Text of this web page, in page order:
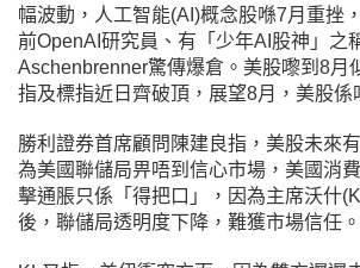
幅波動，人工智能(AI )概念股喺7月重挫
前OpenAI研究員、有「少年AI股神」之
Aschenbrenner驚傳爆倉。美股嚟到8月
指及標指近日齊破頂，展望8月，美股係
勝利證券首席顧問陳建良指，美股未來
為美國聯儲局畀唔到信心市場，美國消
擊通脹只係「得把口」，因為主席沃什
後，聯儲局透明度下降，難獲市場信任。